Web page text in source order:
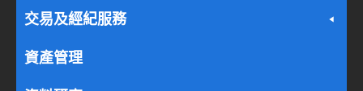
交易及經紀服務
資產管理